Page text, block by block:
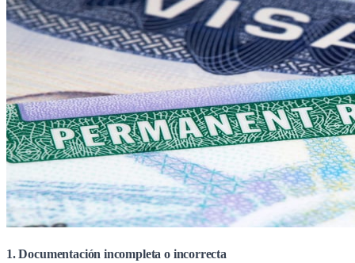
1. Documentación incompleta o incorrecta